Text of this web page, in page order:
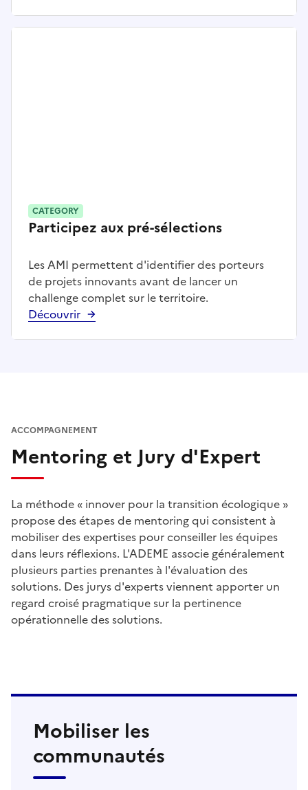
CATEGORY
Participez aux pré-sélections
Les AMI permettent d'identifier des porteurs
de projets innovants avant de lancer un
challenge complet sur le territoire.
Découvrir
ACCOMPAGNEMENT
Mentoring et Jury d'Expert
La méthode « innover pour la transition écologique »
propose des étapes de mentoring qui consistent à
mobiliser des expertises pour conseiller les équipes
dans leurs réflexions. L'ADEME associe généralement
plusieurs parties prenantes à l'évaluation des
solutions. Des jurys d'experts viennent apporter un
regard croisé pragmatique sur la pertinence
opérationnelle des solutions.
Mobiliser les
communautés